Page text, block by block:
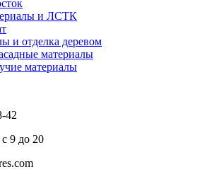
и ЛСТК
и отделка деревом
материалы
материалы
42
9 до 20